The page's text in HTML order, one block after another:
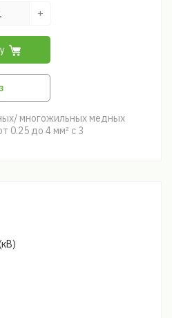
+
многожильных медных
0.25 до 4 мм² с 3